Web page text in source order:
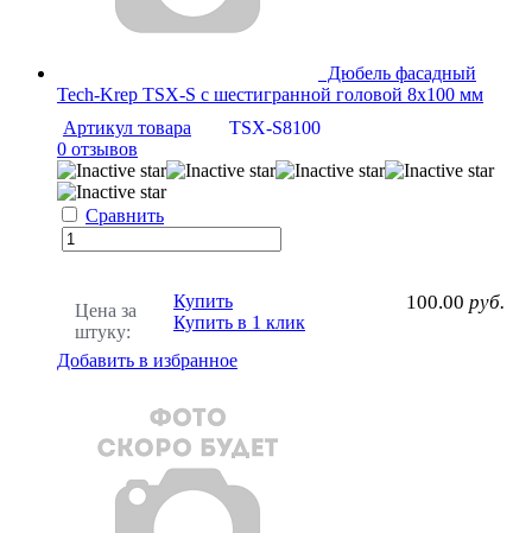
Дюбель фасадный
Tech-Krep TSX-S с шестигранной головой 8х100 мм
Артикул товара
TSX-S8100
0 отзывов
Сравнить
Цена за
штуку:
100.00 руб.
Купить
Купить в 1 клик
Добавить в избранное